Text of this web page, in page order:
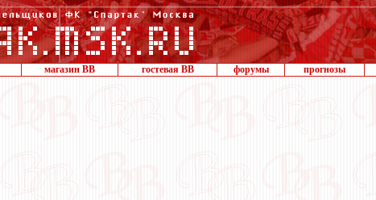
магазин ВВ гостевая ВВ форумы прогнозы